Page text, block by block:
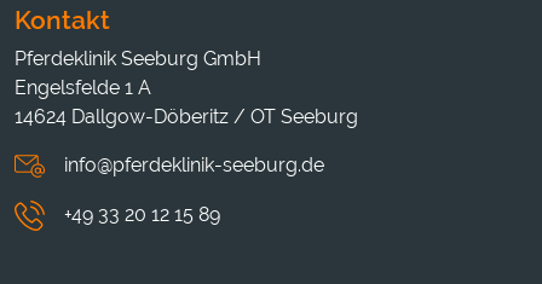
Kontakt
Pferdeklinik Seeburg GmbH
Engelsfelde 1 A
14624 Dallgow-Döberitz / OT Seeburg
info@pferdeklinik-seeburg.de
+49 33 20 12 15 89